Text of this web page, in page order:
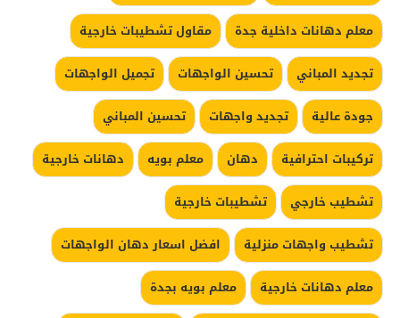
معلم دهانات داخلية جدة
مقاول تشطيبات خارجية
تجديد المباني
تحسين الواجهات
تجميل الواجهات
جودة عالية
تجديد واجهات
تحسين المباني
تركيبات احترافية
دهان معلم بويه
دهانات خارجية
تشطيب خارجي
تشطيبات خارجية
تشطيب واجهات منزلية
افضل اسعار دهان الواجهات
معلم دهانات خارجية
معلم بويه بجدة